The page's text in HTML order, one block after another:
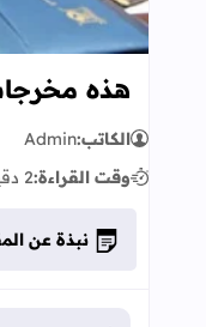
هذه مخرجات
الكاتب:Admin
وقت القراءة:2 دقيقة
نبذة عن